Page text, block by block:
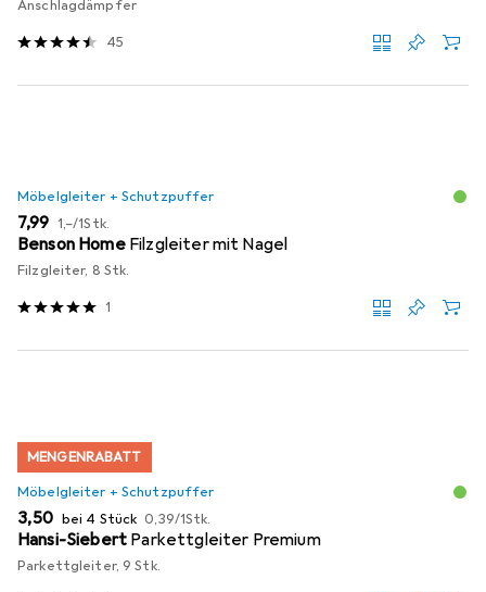
Anschlagdämpfer
45
Möbelgleiter + Schutzpuffer
EUR
7,99 EUR
1,–/1Stk.
Benson Home Filzgleiter mit Nagel
Filzgleiter, 8 Stk.
1
MENGENRABATT
Möbelgleiter + Schutzpuffer
EUR
3,50 bei 4 Stück EUR
0,39/1Stk.
Hansi-Siebert Parkettgleiter Premium
Parkettgleiter, 9 Stk.